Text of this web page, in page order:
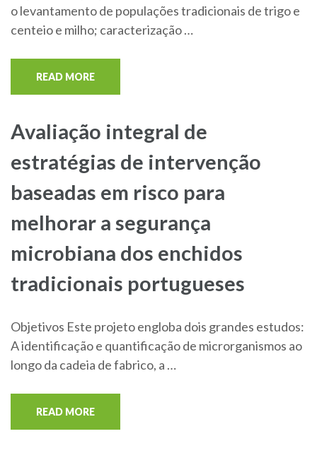
o levantamento de populações tradicionais de trigo e
centeio e milho; caracterização …
READ MORE
Avaliação integral de
estratégias de intervenção
baseadas em risco para
melhorar a segurança
microbiana dos enchidos
tradicionais portugueses
Objetivos Este projeto engloba dois grandes estudos:
A identificação e quantificação de microrganismos ao
longo da cadeia de fabrico, a …
READ MORE